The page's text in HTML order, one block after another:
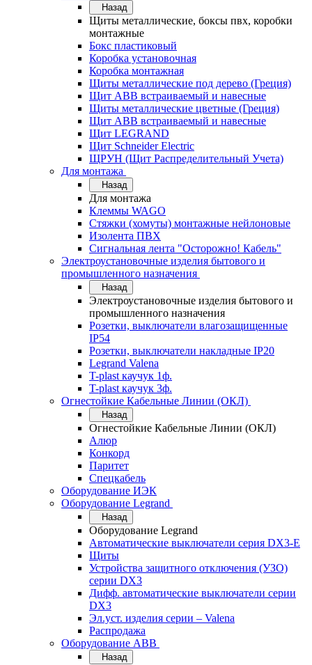
Назад
Щиты металлические, боксы пвх, коробки
монтажные
Бокс пластиковый
Коробка установочная
Коробка монтажная
Щиты металлические под дерево (Греция)
Щит ABB встраиваемый и навесные
Щиты металлические цветные (Греция)
Щит ABB встраиваемый и навесные
Щит LEGRAND
Щит Schneider Electric
ЩРУН (Щит Распределительный Учета)
Для монтажа
Назад
Для монтажа
Клеммы WAGO
Стяжки (хомуты) монтажные нейлоновые
Изолента ПВХ
Сигнальная лента "Осторожно! Кабель"
Электроустановочные изделия бытового и
промышленного назначения
Назад
Электроустановочные изделия бытового и
промышленного назначения
Розетки, выключатели влагозащищенные
IP54
Розетки, выключатели накладные IP20
Legrand Valena
T-plast каучук 1ф.
T-plast каучук 3ф.
Огнестойкие Кабельные Линии (ОКЛ)
Назад
Огнестойкие Кабельные Линии (ОКЛ)
Алюр
Конкорд
Паритет
Спецкабель
Оборудование ИЭК
Оборудование Legrand
Назад
Оборудование Legrand
Автоматические выключатели серия DX3-E
Щиты
Устройства защитного отключения (УЗО)
серии DX3
Дифф. автоматические выключатели серии
DX3
Эл.уст. изделия серии – Valena
Распродажа
Оборудование АВВ
Назад